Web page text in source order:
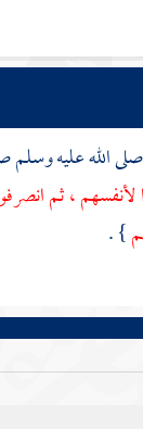
الله عليه وسلم
، ثم
} .